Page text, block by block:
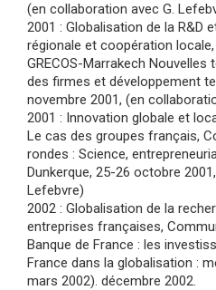
(en collaboration avec G.
2001 : Globalisation de la R&D
régionale et coopération locale,
GRECOS-Marrakech
des firmes et développement
novembre 2001, (en
2001 : Innovation globale et
Le cas des groupes français,
rondes : Science,
Dunkerque, 25-26 octobre
Lefebvre)
2002 : Globalisation de la
entreprises françaises,
Banque de France : les
France dans la globalisation :
mars 2002). décembre 2002.